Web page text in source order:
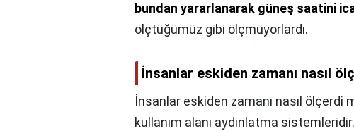
bundan yararlanarak güneş saatini
ölçtüğümüz gibi ölçmüyorlardı.
İnsanlar eskiden zamanı nasıl
İnsanlar eskiden zamanı nasıl ölçerdi
kullanım alanı aydınlatma